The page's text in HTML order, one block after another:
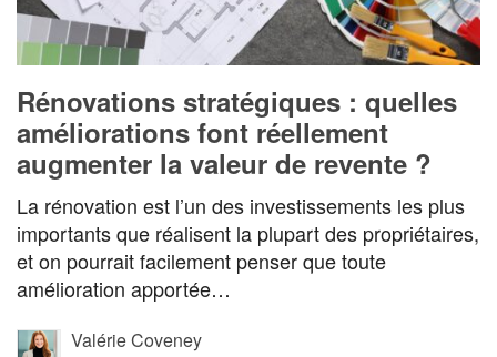
Rénovations stratégiques : quelles
améliorations font réellement
augmenter la valeur de revente ?
La rénovation est l’un des investissements les plus
importants que réalisent la plupart des propriétaires,
et on pourrait facilement penser que toute
amélioration apportée…
Valérie Coveney